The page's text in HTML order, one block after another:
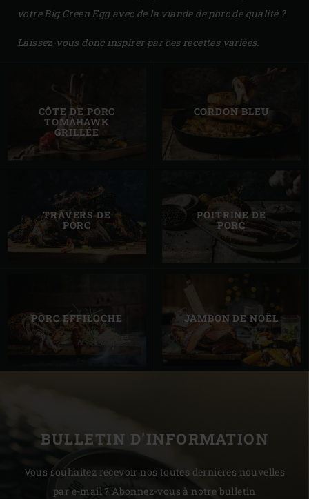
votre Big Green Egg avec de la viande de porc de qualité ?
Laissez-vous donc inspirer par ces recettes variées.
CÔTE DE PORC
TOMAHAWK
GRILLÉE
CORDON BLEU
TRAVERS DE
PORC
POITRINE DE
PORC
PORC EFFILOCHE JAMBON DE NOËL
BULLETIN D'INFORMATION
Vous souhaitez recevoir nos toutes dernières nouvelles
par e-mail ? Abonnez-vous à notre bulletin